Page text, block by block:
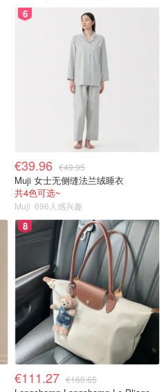
6
€39.96 €49.95
Muji 女士无侧缝法兰绒睡衣
共4色可选~
Muji 696人感兴趣
8
€111.27 €160.65